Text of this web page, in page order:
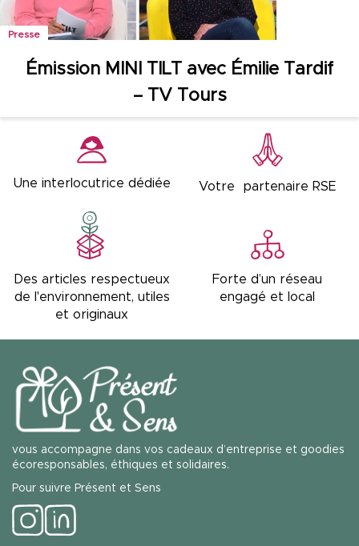
Presse
Émission MINI TILT avec Émilie Tardif
– TV Tours
Une interlocutrice dédiée Votre partenaire RSE
Des articles respectueux
de l'environnement, utiles
et originaux
Forte d’un réseau
engagé et local
vous accompagne dans vos cadeaux d’entreprise et goodies
écoresponsables, éthiques et solidaires.
Pour suivre Présent et Sens